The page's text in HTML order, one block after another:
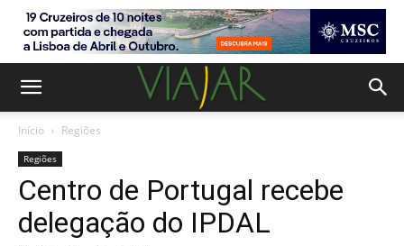
Início Regiões
Regiões
Centro de Portugal recebe
delegação do IPDAL